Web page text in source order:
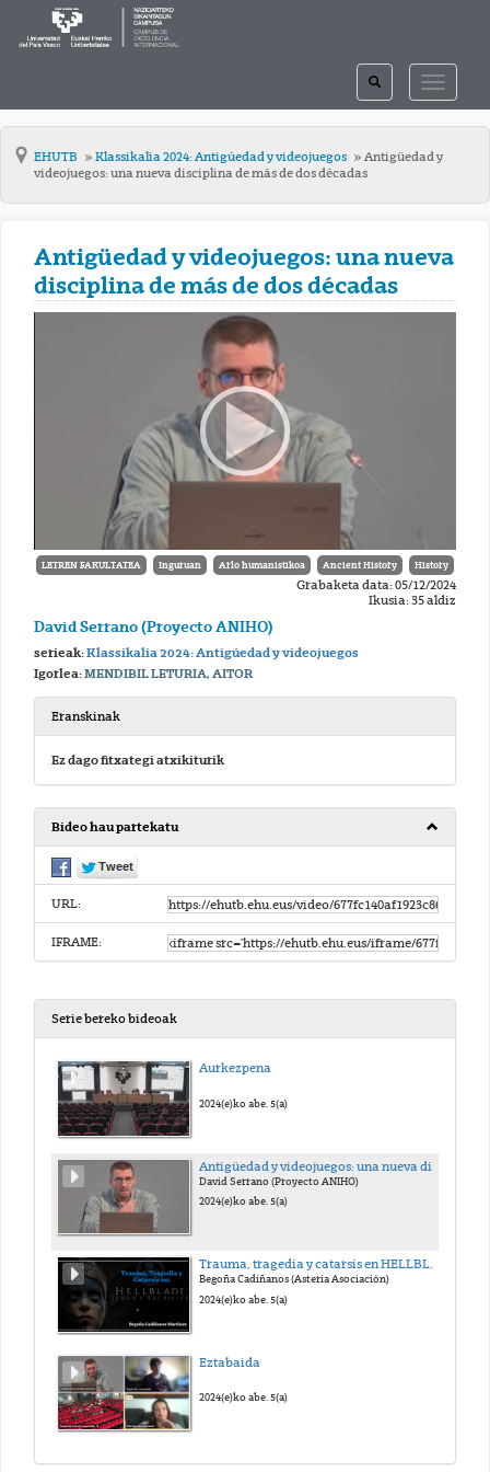
TOGGLE
TOGGLE
SEARCH
EHUTB Klassikalia 2024: Antigúedad y videojuegos
Antigüedad y
videojuegos: una nueva disciplina de más de dos décadas
Antigüedad y videojuegos: una nueva
disciplina de más de dos décadas
LETREN FAKULTATEA Inguruan Arlo humanistikoa Ancient History History
Grabaketa data: 05/12/2024
Ikusia: 35 aldiz
David Serrano (Proyecto ANIHO)
serieak:Klassikalia 2024: Antigúedad y videojuegos
Igorlea:MENDIBIL LETURIA, AITOR
Eranskinak
Ez dago fitxategi atxikiturik
Bideo hau partekatu
URL:
IFRAME:
Serie bereko bideoak
Aurkezpena
2024(e)ko abe. 5(a)
David Serrano (Proyecto ANIHO)
2024(e)ko abe. 5(a)
Trauma, tragedia y catarsis en HELLBLADE
Begoña Cadiñanos (Asteria Asociación)
2024(e)ko abe. 5(a)
Eztabaida
2024(e)ko abe. 5(a)